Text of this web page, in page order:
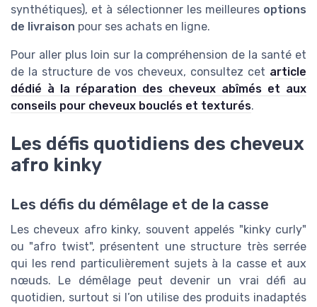
synthétiques), et à sélectionner les meilleures options
de livraison pour ses achats en ligne.
Pour aller plus loin sur la compréhension de la santé et
de la structure de vos cheveux, consultez cet article
dédié à la réparation des cheveux abîmés et aux
conseils pour cheveux bouclés et texturés.
Les défis quotidiens des cheveux
afro kinky
Les défis du démêlage et de la casse
Les cheveux afro kinky, souvent appelés "kinky curly"
ou "afro twist", présentent une structure très serrée
qui les rend particulièrement sujets à la casse et aux
nœuds. Le démêlage peut devenir un vrai défi au
quotidien, surtout si l’on utilise des produits inadaptés